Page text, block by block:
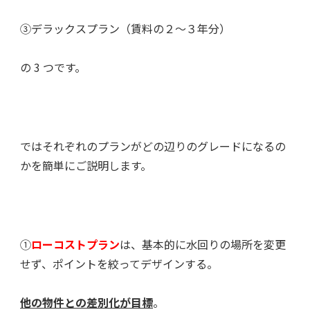
③デラックスプラン（賃料の２～３年分）
の 3 つです。
ではそれぞれのプランがどの辺りのグレードになるの
かを簡単にご説明します。
①ローコストプランは、基本的に水回りの場所を変更
せず、ポイントを絞ってデザインする。
他の物件との差別化が目標。